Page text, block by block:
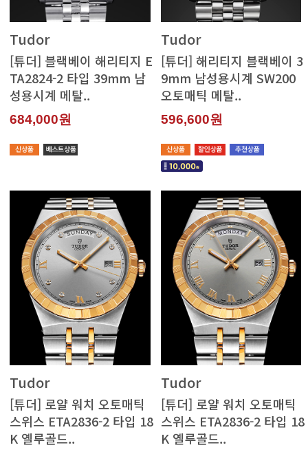
Tudor
성용시계 메탈..
684,000원
Tudor
오토매틱 메탈..
596,600원
Tudor
K 옐루골드..
Tudor
K 옐루골드..